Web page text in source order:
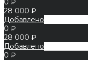
28 000 ₽
Добавлено
0 ₽
28 000 ₽
Добавлено
0 ₽